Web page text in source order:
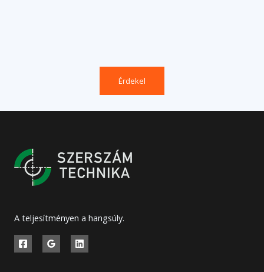
Érdekel
A teljesítményen a hangsúly.